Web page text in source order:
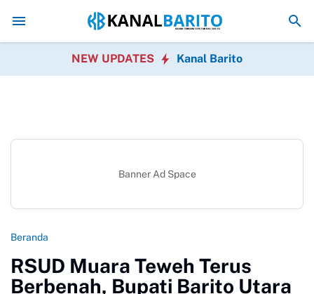
Kaji Tiru ke Kulon Progo, Pemkab Barito Utara Perkuat Inovasi Tata
NEW UPDATES Kanal Barito
Banner Ad Space
Beranda
RSUD Muara Teweh Terus
Berbenah, Bupati Barito Utara